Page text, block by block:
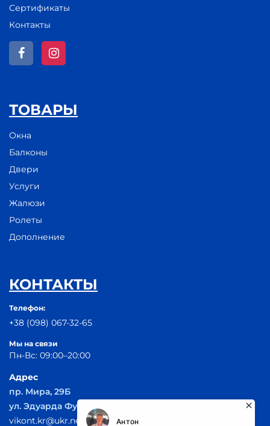
Сертификаты
Контакты
ТОВАРЫ
Окна
Балконы
Двери
Услуги
Жалюзи
Ролеты
Дополнение
КОНТАКТЫ
Телефон:
+38 (098) 067-32-65
Мы на связи
Пн-Вс: 09:00–20:00
Адрес
пр. Мира, 29Б
ул. Эдуарда Фукса 55
vikont.kr@ukr.net